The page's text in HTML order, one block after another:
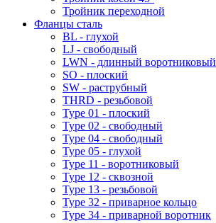
Тройник переходной
Фланцы сталь
BL - глухой
LJ - свободный
LWN - длинный воротниковый
SO - плоский
SW - раструбный
THRD - резьбовой
Type 01 - плоский
Type 02 - свободный
Type 04 - свободный
Type 05 - глухой
Type 11 - воротниковый
Type 12 - сквозной
Type 13 - резьбовой
Type 32 - приварное кольцо
Type 34 - приварной воротник